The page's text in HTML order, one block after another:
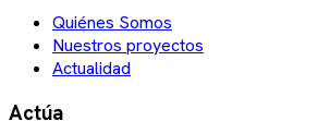
Quiénes Somos
Nuestros proyectos
Actualidad
Actúa